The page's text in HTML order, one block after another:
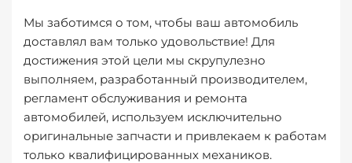
Мы заботимся о том, чтобы ваш автомобиль
доставлял вам только удовольствие! Для
достижения этой цели мы скрупулезно
выполняем, разработанный производителем,
регламент обслуживания и ремонта
автомобилей, используем исключительно
оригинальные запчасти и привлекаем к работам
только квалифицированных механиков.